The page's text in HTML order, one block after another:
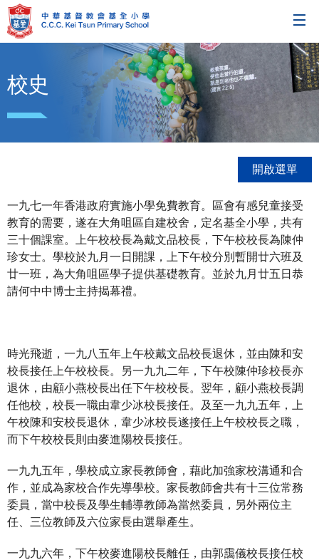
校史
開啟選單
一九七一年香港政府實施小學免費教育。區會有感兒童接受
教育的需要，遂在大角咀區自建校舍，定名基全小學，共有
三十個課室。上午校校長為戴文品校長，下午校校長為陳仲
珍女士。學校於九月一日開課，上下午校分別暫開廿六班及
廿一班，為大角咀區學子提供基礎教育。並於九月廿五日恭
請何中中博士主持揭幕禮。
時光飛逝，一九八五年上午校戴文品校長退休，並由陳和安
校長接任上午校校長。另一九九二年，下午校陳仲珍校長亦
退休，由顧小燕校長出任下午校校長。翌年，顧小燕校長調
任他校，校長一職由韋少冰校長接任。及至一九九五年，上
午校陳和安校長退休，韋少冰校長遂接任上午校校長之職，
而下午校校長則由麥進陽校長接任。
一九九五年，學校成立家長教師會，藉此加強家校溝通和合
作，並成為家校合作先導學校。家長教師會共有十三位常務
委員，當中校長及學生輔導教師為當然委員，另外兩位主
任、三位教師及六位家長由選舉產生。
一九九六年，下午校麥進陽校長離任，由郭靄儀校長接任校